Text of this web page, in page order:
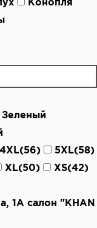
Зеленый
4XL(56)
5XL(58)
XL(50)
XS(42)
1А салон "KHAN